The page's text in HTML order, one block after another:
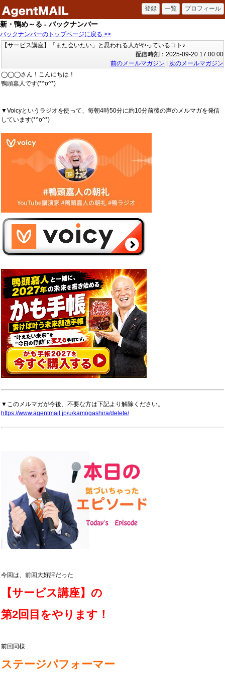
新・鴨め～る - バックナンバー
バックナンバーのトップページに戻る >>
【サービス講座】「また会いたい」と思われる人がやっているコト♪
配信時刻：2025-09-20 17:00:00
前のメールマガジン
次のメールマガジン
◯◯◯さん！こんにちは！
鴨頭嘉人です(*^o^*)
▼Voicyというラジオを使って、毎朝4時50分に約10分前後の声のメルマガを発信
しています(*^o^*)
▼このメルマガが今後、不要な方は下記より解除ください。
https://www.agentmail.jp/u/kamogashira/delete/
今回は、前回大好評だった
【サービス講座】の
第2回目をやります！
前回同様
ステージパフォーマー